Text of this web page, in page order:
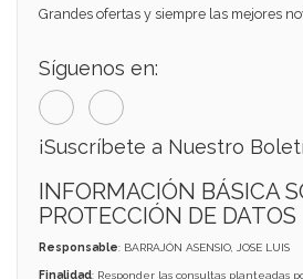
Grandes ofertas y siempre las mejores
Síguenos en:
¡Suscríbete a Nuestro
INFORMACIÓN BÁSICA
PROTECCIÓN DE DATOS
Responsable: BARRAJÓN ASENSIO, JOSE LUIS
Finalidad: Responder las consultas planteadas